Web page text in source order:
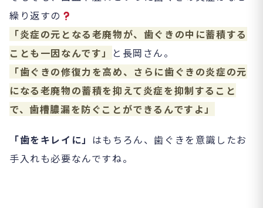
繰り返すの
「炎症の元となる老廃物が、歯ぐきの中に蓄積する
ことも一因なんです」
と長岡さん。
「歯ぐきの修復力を高め、さらに歯ぐきの炎症の元
になる老廃物の蓄積を抑えて炎症を抑制すること
で、歯槽膿漏を防ぐことができるんですよ」
「歯をキレイに」 はもちろん、歯ぐきを意識したお
手入れも必要なんですね。